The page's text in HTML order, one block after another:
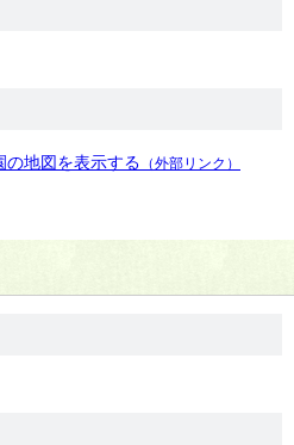
地図を表示する （外部リンク）